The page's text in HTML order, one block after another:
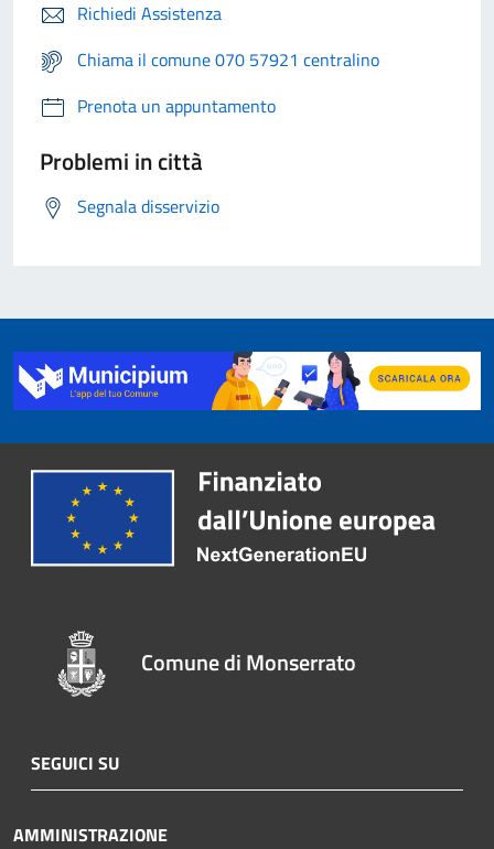
Richiedi Assistenza
Chiama il comune 070 57921 centralino
Prenota un appuntamento
Problemi in città
Segnala disservizio
Comune di Monserrato
SEGUICI SU
AMMINISTRAZIONE